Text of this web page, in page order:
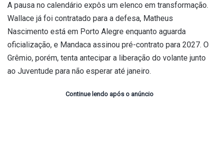
A pausa no calendário expôs um elenco em transformação.
Wallace já foi contratado para a defesa, Matheus
Nascimento está em Porto Alegre enquanto aguarda
oficialização, e Mandaca assinou pré-contrato para 2027. O
Grêmio, porém, tenta antecipar a liberação do volante junto
ao Juventude para não esperar até janeiro.
Continue lendo após o anúncio